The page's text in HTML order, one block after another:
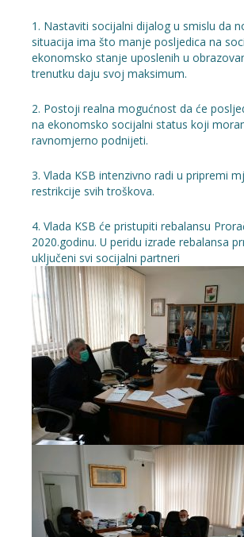
1. Nastaviti socijalni dijalog u smislu da
situacija ima što manje posljedica na
ekonomsko stanje uposlenih u
trenutku daju svoj maksimum.
2. Postoji realna mogućnost da će
na ekonomsko socijalni status koji
ravnomjerno podnijeti.
3. Vlada KSB intenzivno radi u pripremi
restrikcije svih troškova.
4. Vlada KSB će pristupiti rebalansu
2020.godinu. U peridu izrade rebalansa
uključeni svi socijalni partneri